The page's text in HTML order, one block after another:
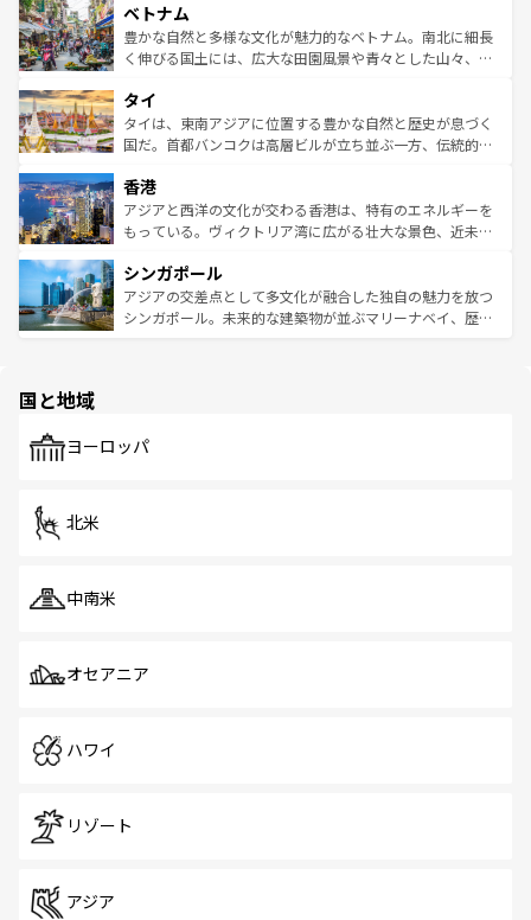
参照してほしい。
容にもいいと評判のスイーツなど、バラエティ豊かな料理
が味わえる。 なお、新着の台湾情報は コンテンツ一覧を参
照してほしい。
き、地方に足を延ばせば四季折々の自然美を楽しむことが
できる。そして、キムチや焼肉、絶品のストリートフード
まで、さまざまな韓国料理が待っている。夜には、韓国な
リティに包まれながら、韓国の多彩な魅力を心ゆくまで味
わってみてほしい。 なお、新着の韓国情報はコンテンツ一
覧を参照してほしい。
ベトナム
豊かな自然と多様な文化が魅力的なベトナム。南北に細長
く伸びる国土には、広大な田園風景や青々とした山々、世
急速な発展と共に伝統が息づく。ハノイの古い町並みやホ
ーチミン市のフランス統治時代の建物も、独特の雰囲気を
醸し出している。また、バラエティの豊かさとおいしさで
とつ。フォーやバインミー、ベトナムコーヒーなどは、ぜ
ひ現地で味わいたい。どの地域を訪れてもあたたかい人々
が旅行者を迎えてくれるので、きっと忘れられない旅にな
参照してほしい。
タイ
タイは、東南アジアに位置する豊かな自然と歴史が息づく
国だ。首都バンコクは高層ビルが立ち並ぶ一方、伝統的な
の活気が交差している。北部ではチェンマイなどの山岳地
帯で自然と触れ合い、南部ではプーケットやクラビの美し
いビーチでリゾート気分を楽しむことができる。タイ料理
激する。気候は一年中温暖で、どの季節にも異なる楽しみ
が待っている。親しみやすいタイの人々、仏教を中心とし
た文化、そして多様な観光資源が、訪れる旅人を魅了し続
香港
アジアと西洋の文化が交わる香港は、特有のエネルギーを
もっている。ヴィクトリア湾に広がる壮大な景色、近未来
み、どこを訪れても感動するはず。観光スポットが密集し
ており、効率よく見どころを回れるのも魅力。息をのむよ
うな絶景から文化的な体験まで、香港を存分に楽しみ尽く
シンガポール
アジアの交差点として多文化が融合した独自の魅力を放つ
シンガポール。未来的な建築物が並ぶマリーナベイ、歴史
で、ホーカーズは地元の風情を楽しめる外せないスポット
国と地域
ヨーロッパ
北米
中南米
オセアニア
ハワイ
リゾート
アジア